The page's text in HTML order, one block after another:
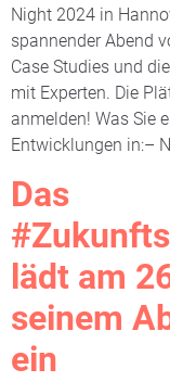
Night 2024 in
spannender Abend
Case Studies und
mit Experten. Die
anmelden! Was Sie
Entwicklungen in:–
Das
lädt am
seinem
ein